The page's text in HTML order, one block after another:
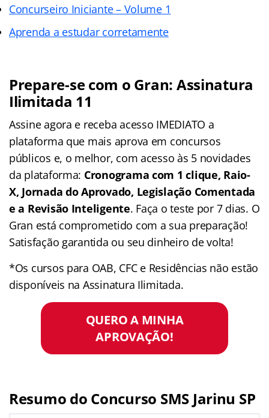
Concurseiro Iniciante – Volume 1
Aprenda a estudar corretamente
Prepare-se com o Gran: Assinatura
Ilimitada 11
Assine agora e receba acesso IMEDIATO a
plataforma que mais aprova em concursos
públicos e, o melhor, com acesso às 5 novidades
da plataforma: Cronograma com 1 clique, Raio-
X, Jornada do Aprovado, Legislação Comentada
e a Revisão Inteligente. Faça o teste por 7 dias. O
Gran está comprometido com a sua preparação!
Satisfação garantida ou seu dinheiro de volta!
*Os cursos para OAB, CFC e Residências não estão
disponíveis na Assinatura Ilimitada.
QUERO A MINHA
APROVAÇÃO!
Resumo do Concurso SMS Jarinu SP